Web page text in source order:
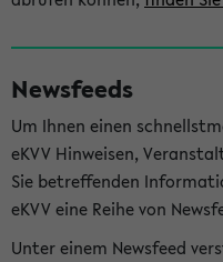
Newsfeeds
Um Ihnen einen
eKVV Hinweisen,
Sie betreffenden
eKVV eine Reihe von
Unter einem Newsfeed